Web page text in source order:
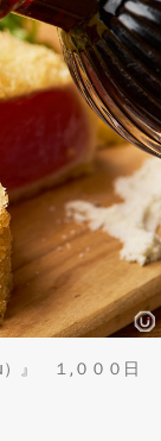
）』 １,０００日